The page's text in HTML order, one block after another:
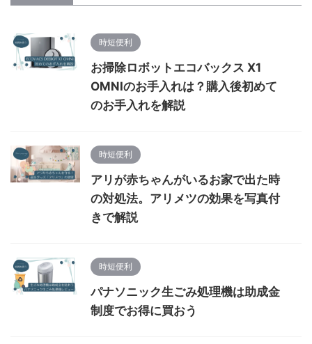
時短便利
お掃除ロボットエコバックス X1
OMNIのお手入れは？購入後初めて
のお手入れを解説
時短便利
アリが赤ちゃんがいるお家で出た時
の対処法。アリメツの効果を写真付
きで解説
時短便利
パナソニック生ごみ処理機は助成金
制度でお得に買おう